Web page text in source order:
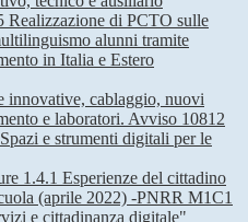
di PCTO sulle
alunni tramite
in Italia e Estero
innovative, cablaggio, nuovi
e laboratori. Avviso 10812
e strumenti digitali per le
1.4.1 Esperienze del cittadino
(aprile 2022) -PNRR M1C1
e cittadinanza digitale"